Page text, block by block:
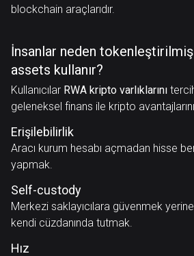
blockchain araçlarıdır.
İnsanlar neden
assets kullanır?
Kullanıcılar RWA kripto varlıklarını
geleneksel finans ile kripto
Erişilebilirlik
Aracı kurum hesabı açmadan hisse
yapmak.
Self-custody
Merkezi saklayıcılara güvenmek
kendi cüzdanında tutmak.
Hız